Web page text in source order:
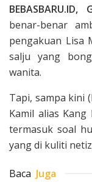
BEBASBARU.ID,
benar-benar
pengakuan Lisa
salju yang
wanita.
Tapi, sampa kini
Kamil alias
termasuk soal
yang di kuliti
Baca Juga